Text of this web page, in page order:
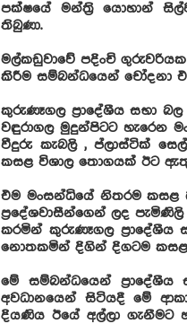
පක්ෂයේ මන්ත්‍රි යොහාන්
තිබුණා.
මල්කඩුවාවේ පදිංචි
කිරීම සම්බන්ධයෙන් චෝදනා
කුරුණෑගල ප්‍රාදේශීය සභා
වඳුරාගල මුදුන්පිටට හැරෙන
වීදුරු කැබලි , ප්ලාස්ටික්
කසළ විශාල තොගයක් ඊට
එම මංසන්ධියේ නිතරම කසළ
ප්‍රදේශවාසීන්ගෙන් ලද
කරමින් කුරුණෑගල
නොතකමින් දිගින් දිගටම කසළ
මේ සම්බන්ධයෙන්
අවධානයෙන් සිටියදී මේ
දියණිය ඊයේ අල්ලා ගැනීමට